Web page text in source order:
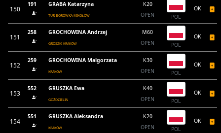
150
191 GRABA Katarzyna
TUR BORÓWKA MIKOŁÓW
K20
OPEN
POL
OK
151
258 GROCHOWINA Andrzej
GROSZKI KRAKÓW
M60
OPEN
POL
OK
152
259 GROCHOWINA Malgorzata
KRAKÓW
K30
OPEN
POL
OK
153
552 GRUSZKA Ewa
GOŹDZIELIN
K40
OPEN
POL
OK
154
551 GRUSZKA Aleksandra
KRAKÓW
K20
OPEN
POL
OK